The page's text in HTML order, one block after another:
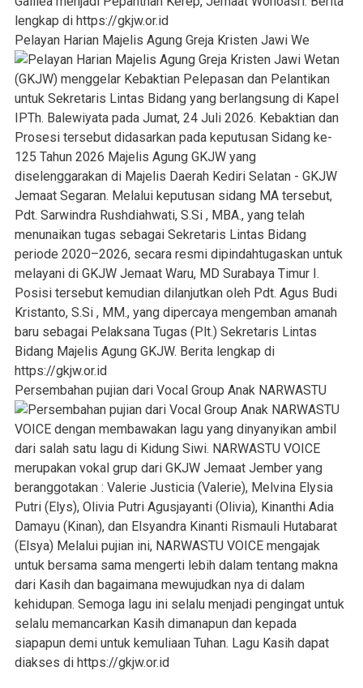
Pelayan Harian Majelis Agung Greja Kristen Jawi We
Persembahan pujian dari Vocal Group Anak NARWASTU